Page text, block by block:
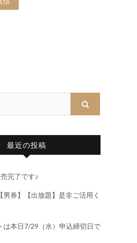
最近の投稿
完了です♪
男券】【出放題】是非ご活用く
は本日7/29（水）申込締切日で